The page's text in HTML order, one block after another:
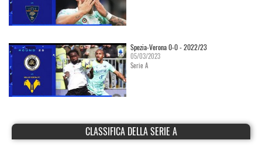
Spezia-Verona 0-0 - 2022/23
05/03/2023
Serie A
CLASSIFICA DELLA SERIE A